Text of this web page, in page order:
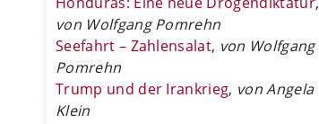
von Wolfgang Pomrehn
Seefahrt – Zahlensalat, von Wolfgang
Pomrehn
Trump und der Irankrieg, von Angela
Klein